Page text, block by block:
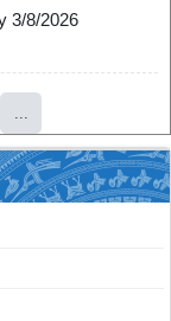
3/8/2026
...